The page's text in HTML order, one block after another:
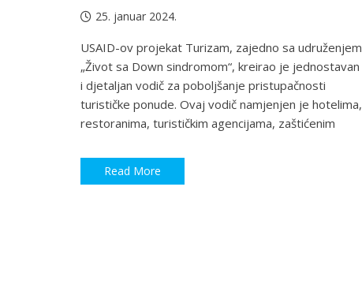
25. januar 2024.
USAID-ov projekat Turizam, zajedno sa udruženjem
„Život sa Down sindromom“, kreirao je jednostavan
i djetaljan vodič za poboljšanje pristupačnosti
turističke ponude. Ovaj vodič namjenjen je hotelima,
restoranima, turističkim agencijama, zaštićenim
Read More